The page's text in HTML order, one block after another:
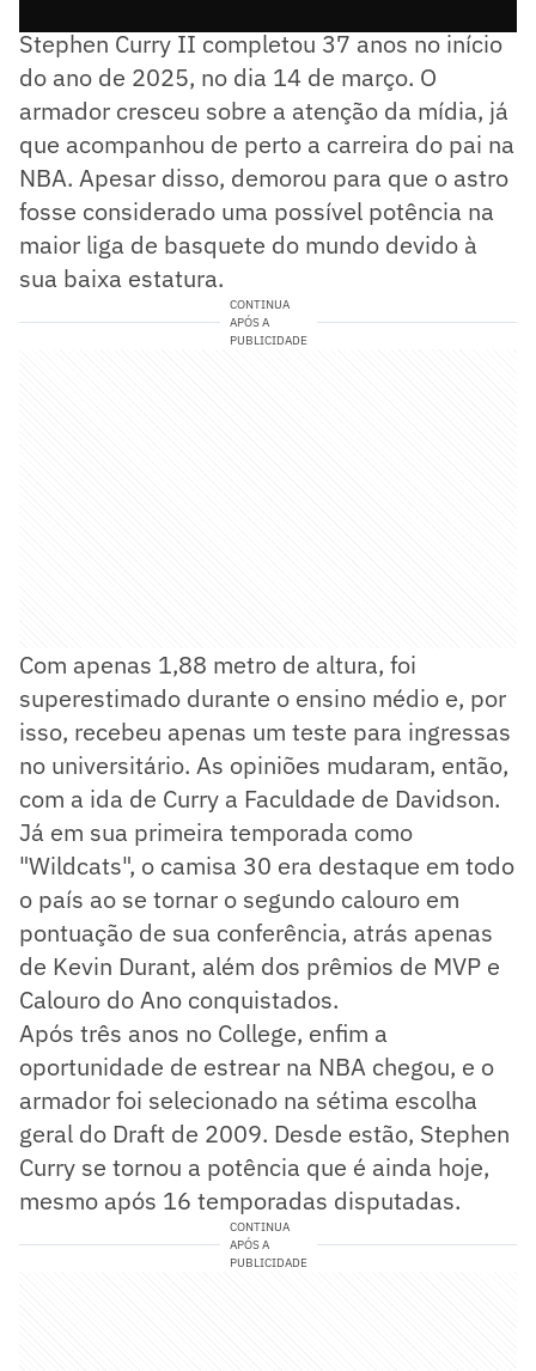
Stephen Curry II completou 37 anos no início
do ano de 2025, no dia 14 de março. O
armador cresceu sobre a atenção da mídia, já
que acompanhou de perto a carreira do pai na
NBA. Apesar disso, demorou para que o astro
fosse considerado uma possível potência na
maior liga de basquete do mundo devido à
sua baixa estatura.
CONTINUA
APÓS A
PUBLICIDADE
Com apenas 1,88 metro de altura, foi
superestimado durante o ensino médio e, por
isso, recebeu apenas um teste para ingressas
no universitário. As opiniões mudaram, então,
com a ida de Curry a Faculdade de Davidson.
Já em sua primeira temporada como
"Wildcats", o camisa 30 era destaque em todo
o país ao se tornar o segundo calouro em
pontuação de sua conferência, atrás apenas
de Kevin Durant, além dos prêmios de MVP e
Calouro do Ano conquistados.
Após três anos no College, enfim a
oportunidade de estrear na NBA chegou, e o
armador foi selecionado na sétima escolha
geral do Draft de 2009. Desde estão, Stephen
Curry se tornou a potência que é ainda hoje,
mesmo após 16 temporadas disputadas.
CONTINUA
APÓS A
PUBLICIDADE